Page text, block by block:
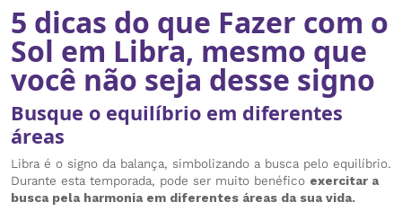
5 dicas do que Fazer com o
Sol em Libra, mesmo que
você não seja desse signo
Busque o equilíbrio em diferentes
áreas
Libra é o signo da balança, simbolizando a busca pelo equilíbrio.
Durante esta temporada, pode ser muito benéfico exercitar a
busca pela harmonia em diferentes áreas da sua vida.